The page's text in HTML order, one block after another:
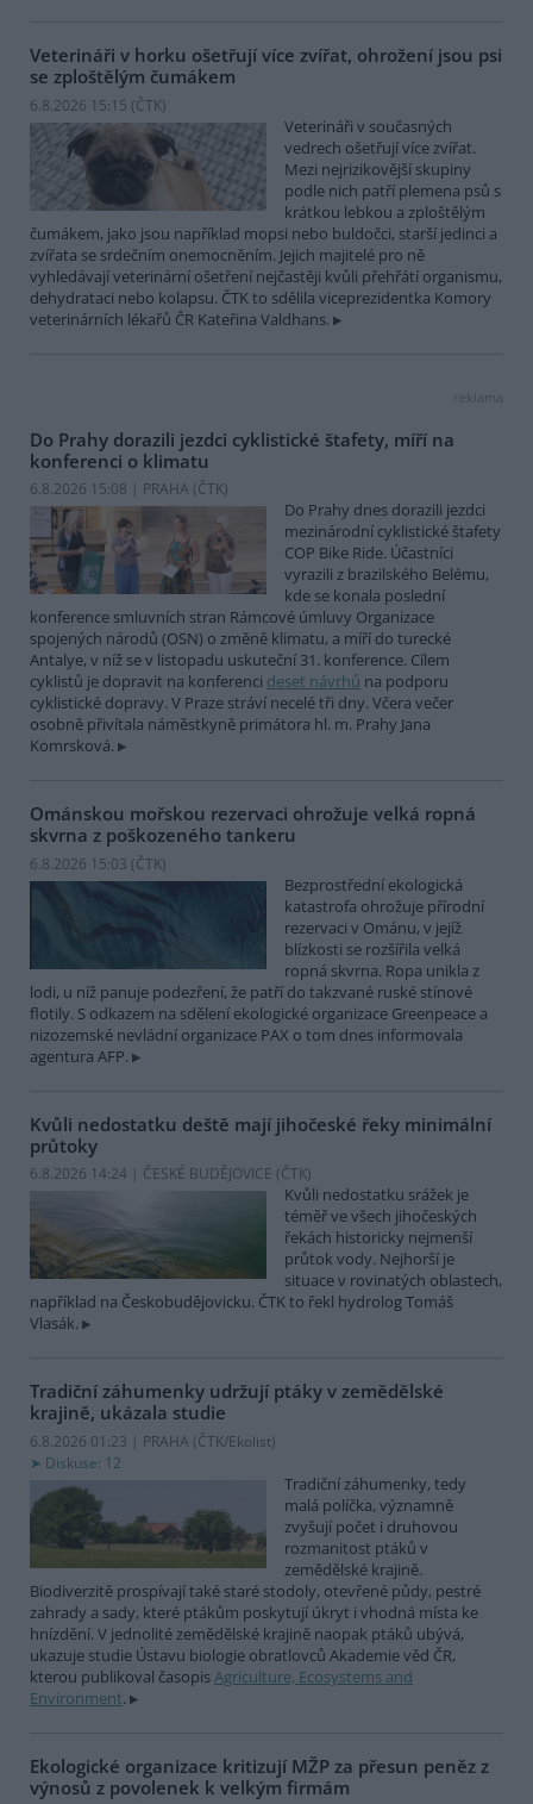
Veterináři v horku ošetřují více zvířat, ohrožení jsou psi
se zploštělým čumákem
6.8.2026 15:15 (ČTK)
Veterináři v současných
vedrech ošetřují více zvířat.
Mezi nejrizikovější skupiny
podle nich patří plemena psů s
krátkou lebkou a zploštělým
čumákem, jako jsou například mopsi nebo buldočci, starší jedinci a
zvířata se srdečním onemocněním. Jejich majitelé pro ně
vyhledávají veterinární ošetření nejčastěji kvůli přehřátí organismu,
dehydrataci nebo kolapsu. ČTK to sdělila viceprezidentka Komory
veterinárních lékařů ČR Kateřina Valdhans.
reklama
Do Prahy dorazili jezdci cyklistické štafety, míří na
konferenci o klimatu
6.8.2026 15:08 | PRAHA (ČTK)
Do Prahy dnes dorazili jezdci
mezinárodní cyklistické štafety
COP Bike Ride. Účastníci
vyrazili z brazilského Belému,
kde se konala poslední
konference smluvních stran Rámcové úmluvy Organizace
spojených národů (OSN) o změně klimatu, a míří do turecké
Antalye, v níž se v listopadu uskuteční 31. konference. Cílem
cyklistů je dopravit na konferenci deset návrhů na podporu
cyklistické dopravy. V Praze stráví necelé tři dny. Včera večer
osobně přivítala náměstkyně primátora hl. m. Prahy Jana
Komrsková.
Ománskou mořskou rezervaci ohrožuje velká ropná
skvrna z poškozeného tankeru
6.8.2026 15:03 (ČTK)
Bezprostřední ekologická
katastrofa ohrožuje přírodní
rezervaci v Ománu, v jejíž
blízkosti se rozšířila velká
ropná skvrna. Ropa unikla z
lodi, u níž panuje podezření, že patří do takzvané ruské stínové
flotily. S odkazem na sdělení ekologické organizace Greenpeace a
nizozemské nevládní organizace PAX o tom dnes informovala
agentura AFP.
Kvůli nedostatku deště mají jihočeské řeky minimální
průtoky
6.8.2026 14:24 | ČESKÉ BUDĚJOVICE (ČTK)
Kvůli nedostatku srážek je
téměř ve všech jihočeských
řekách historicky nejmenší
průtok vody. Nejhorší je
situace v rovinatých oblastech,
například na Českobudějovicku. ČTK to řekl hydrolog Tomáš
Vlasák.
Tradiční záhumenky udržují ptáky v zemědělské
krajině, ukázala studie
6.8.2026 01:23 | PRAHA (ČTK/Ekolist)
Diskuse: 12
Tradiční záhumenky, tedy
malá políčka, významně
zvyšují počet i druhovou
rozmanitost ptáků v
zemědělské krajině.
Biodiverzitě prospívají také staré stodoly, otevřené půdy, pestré
zahrady a sady, které ptákům poskytují úkryt i vhodná místa ke
hnízdění. V jednolité zemědělské krajině naopak ptáků ubývá,
ukazuje studie Ústavu biologie obratlovců Akademie věd ČR,
kterou publikoval časopisAgriculture, Ecosystems and
Environment.
Ekologické organizace kritizují MŽP za přesun peněz z
výnosů z povolenek k velkým firmám